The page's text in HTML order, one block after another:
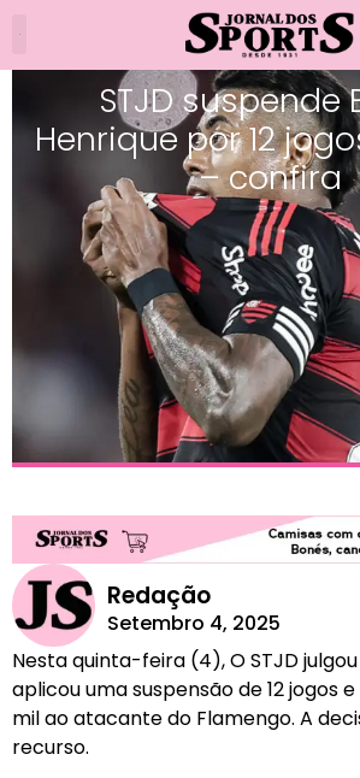
STJD suspende
Henrique por 12
– confira
Redação
Setembro 4, 2025
Nesta quinta-feira (4), O STJD
aplicou uma suspensão de 12 jogos
mil ao atacante do Flamengo. A
recurso.